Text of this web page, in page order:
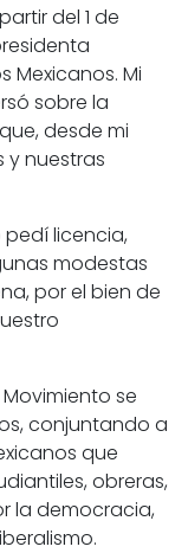
del 1 de
Mexicanos. Mi
sobre la
desde mi
y nuestras
licencia,
modestas
por el bien de
se
conjuntando a
que
obreras,
la democracia,